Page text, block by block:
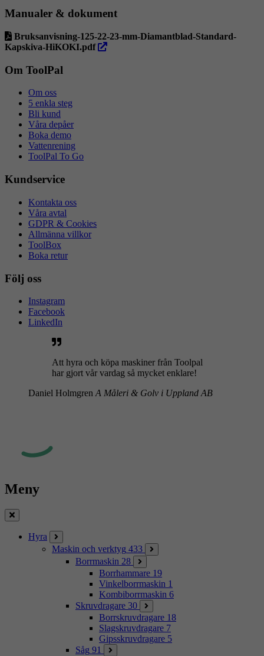
Manualer & dokument
Bruksanvisning-125-22-23-mm-Diamantblad-Standard-
Kapskiva-HiKOKI.pdf öppna
Om ToolPal
Om oss
5 enkla steg
Bli kund
Våra depåer
Boka demo
Vattenrening
ToolPal To Go
Kundservice
Kontakta oss
Våra avtal
GDPR & Cookies
Allmänna villkor
ToolBox
Boka retur
Följ oss
Instagram
Facebook
LinkedIn
Att hyra och köpa maskiner från Toolpal
har gjort vår vardag så mycket enklare!
Daniel Holmgren A Måleri & Golv i Uppland AB
Meny
Stäng
Hyra
Maskin och verktyg 433
Borrmaskin 28
Borrhammare 19
Vinkelborrmaskin 1
Kombiborrmaskin 6
Skruvdragare 30
Borrskruvdragare 18
Slagskruvdragare 7
Gipsskruvdragare 5
Såg 91